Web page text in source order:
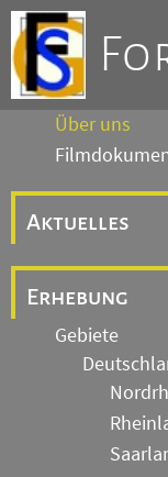
Einführung
Über uns
Aktuelles
Erhebung
Gebiete